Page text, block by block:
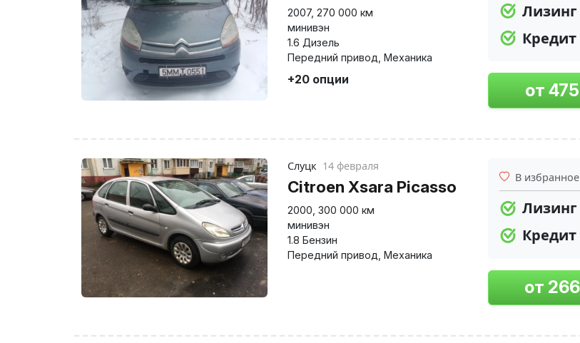
2007, 270 000 км
минивэн
1.6 Дизель
Передний привод Механика
+20 опции
Лизинг
Кредит
Слуцк 14 февраля
Citroen Xsara Picasso
2000 300 000 км
минивэн
1.8 Бензин
Передний привод Механика
В избранное
Лизинг
Кредит